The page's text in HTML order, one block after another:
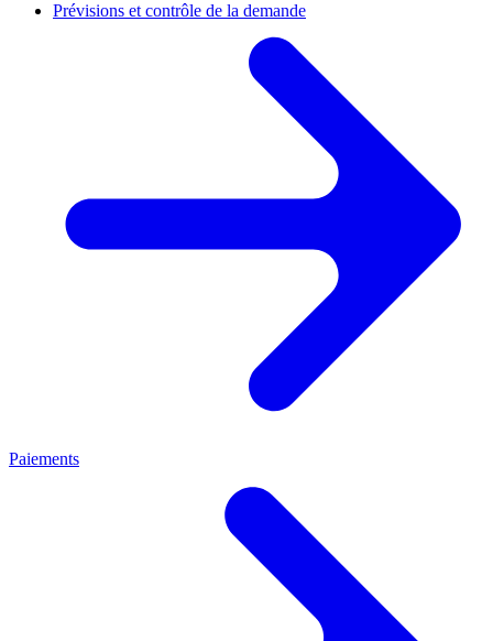
Prévisions et contrôle de la demande
Paiements